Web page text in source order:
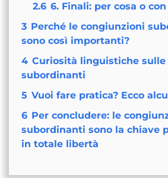
2.6 6. Finali: per cosa o
3 Perché le congiunzioni
sono così importanti?
4 Curiosità linguistiche
subordinanti
5 Vuoi fare pratica? Ecco
6 Per concludere: le
subordinanti sono la chiave
in totale libertà